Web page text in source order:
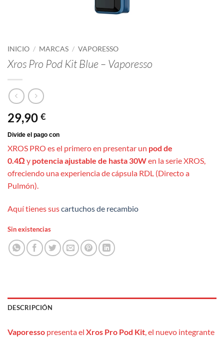
INICIO / MARCAS / VAPORESSO
Xros Pro Pod Kit Blue – Vaporesso
29,90 €
XROS PRO es el primero en presentar un pod de
0.4Ωy potencia ajustable de hasta 30Wen la serie XROS,
ofreciendo una experiencia de cápsula RDL (Directo a
Pulmón).
Aquí tienes suscartuchos de recambio
Sin existencias
DESCRIPCIÓN
Vaporesso presenta el Xros Pro Pod Kit, el nuevo integrante